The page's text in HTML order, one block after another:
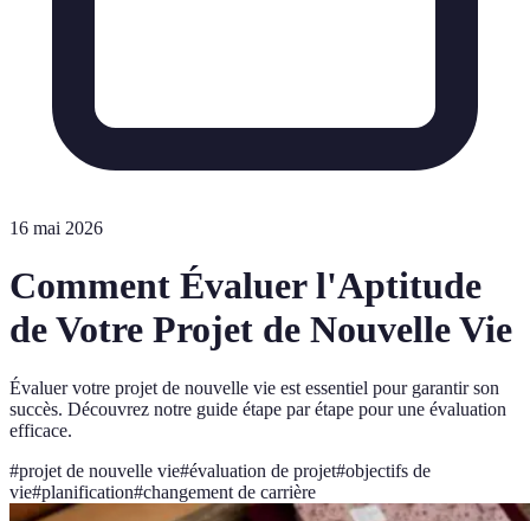
16 mai 2026
Comment Évaluer l'Aptitude
de Votre Projet de Nouvelle Vie
Évaluer votre projet de nouvelle vie est essentiel pour garantir son
succès. Découvrez notre guide étape par étape pour une évaluation
efficace.
#projet de nouvelle vie#évaluation de projet#objectifs de
vie#planification#changement de carrière